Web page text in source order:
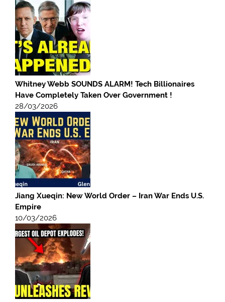
Whitney Webb SOUNDS ALARM! Tech Billionaires
Have Completely Taken Over Government !
28/03/2026
Jiang Xueqin: New World Order – Iran War Ends U.S.
Empire
10/03/2026